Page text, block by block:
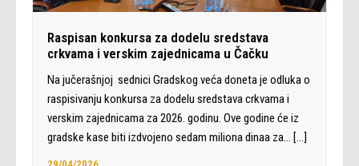
Raspisan konkursa za dodelu sredstava
crkvama i verskim zajednicama u Čačku
Na jučerašnjoj sednici Gradskog veća doneta je odluka o
raspisivanju konkursa za dodelu sredstava crkvama i
verskim zajednicama za 2026. godinu. Ove godine će iz
gradske kase biti izdvojeno sedam miliona dinaa za… […]